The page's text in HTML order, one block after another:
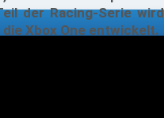
der Racing-Serie wird
Xbox One entwickelt.